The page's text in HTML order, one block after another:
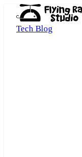
Tech Blog